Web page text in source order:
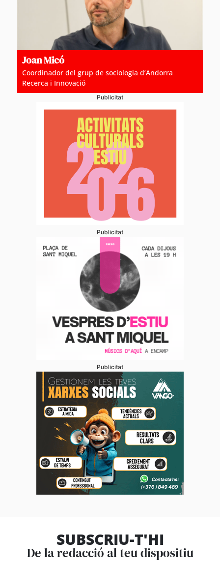
Joan Micó
Coordinador del grup de sociologia d’Andorra
Recerca i Innovació
Publicitat
Publicitat
Publicitat
SUBSCRIU-T'HI
De la redacció al teu dispositiu